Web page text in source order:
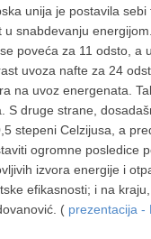
unija je postavila sebi
snabdevanju
poveća za 11 odsto, a
uvoza nafte za 24
na uvoz energenata.
S druge strane,
stepeni Celzijusa, a
ogromne posledice
izvora energije i
efikasnosti; i na
( prezentacija -